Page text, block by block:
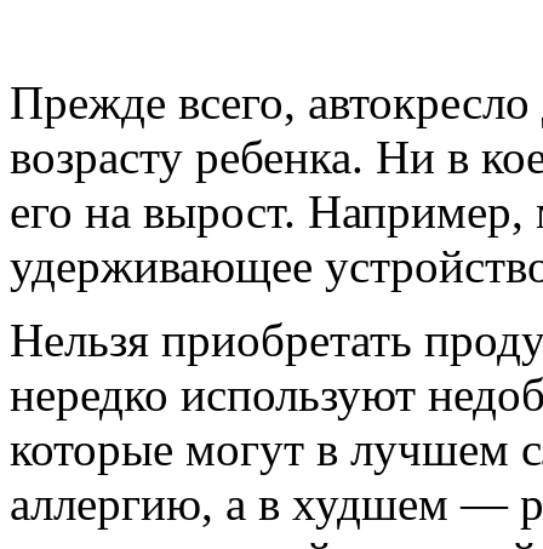
Прежде всего,
возрасту ребенка. Ни в
его на вырост. Например,
удерживающее
Нельзя приобретать
нередко используют
которые могут в лучшем
аллергию, а в худшем —